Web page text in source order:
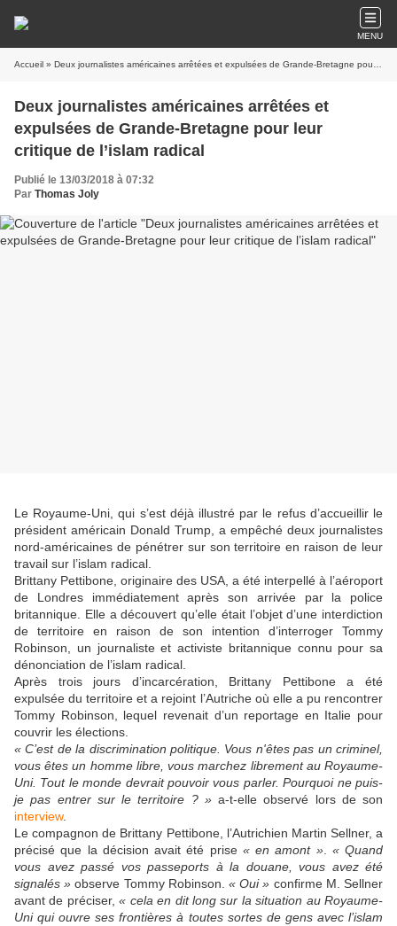
MENU
Accueil » Deux journalistes américaines arrêtées et expulsées de Grande-Bretagne pour leur critique de l’islam radical
Deux journalistes américaines arrêtées et
expulsées de Grande-Bretagne pour leur
critique de l’islam radical
Publié le 13/03/2018 à 07:32
Par Thomas Joly
Le Royaume-Uni, qui s’est déjà illustré par le refus d’accueillir le
président américain Donald Trump, a empêché deux journalistes
nord-américaines de pénétrer sur son territoire en raison de leur
travail sur l’islam radical.
Brittany Pettibone, originaire des USA, a été interpellé à l’aéroport
de Londres immédiatement après son arrivée par la police
britannique. Elle a découvert qu’elle était l’objet d’une interdiction
de territoire en raison de son intention d’interroger Tommy
Robinson, un journaliste et activiste britannique connu pour sa
dénonciation de l’islam radical.
Après trois jours d’incarcération, Brittany Pettibone a été
expulsée du territoire et a rejoint l’Autriche où elle a pu rencontrer
Tommy Robinson, lequel revenait d’un reportage en Italie pour
couvrir les élections.
« C’est de la discrimination politique. Vous n'êtes pas un criminel,
vous êtes un homme libre, vous marchez librement au Royaume-
Uni. Tout le monde devrait pouvoir vous parler. Pourquoi ne puis-
je pas entrer sur le territoire ? »a-t-elle observé lors de son
interview.
Le compagnon de Brittany Pettibone, l’Autrichien Martin Sellner, a
précisé que la décision avait été prise « en amont ». « Quand
vous avez passé vos passeports à la douane, vous avez été
signalés » observe Tommy Robinson.« Oui » confirme M. Sellner
avant de préciser,« cela en dit long sur la situation au Royaume-
Uni qui ouvre ses frontières à toutes sortes de gens avec l’islam